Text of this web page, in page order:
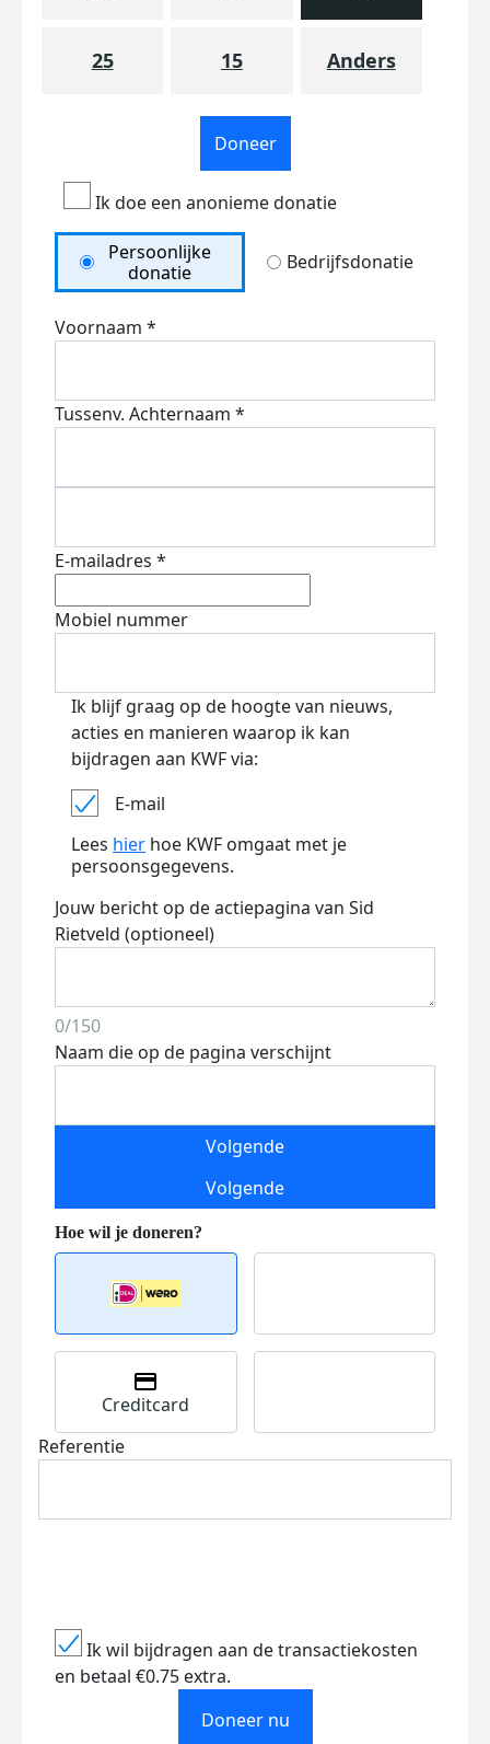
25 15 Anders
Doneer
Ik doe een anonieme donatie
Persoonlijke
donatie
Bedrijfsdonatie
Voornaam *
Tussenv. Achternaam *
E-mailadres *
Mobiel nummer
Ik blijf graag op de hoogte van nieuws,
acties en manieren waarop ik kan
bijdragen aan KWF via:
E-mail
Lees hier hoe KWF omgaat met je
persoonsgegevens.
Jouw bericht op de actiepagina van Sid
Rietveld (optioneel)
0/150
Naam die op de pagina verschijnt
Volgende
Volgende
Creditcard
Referentie
Ik wil bijdragen aan de transactiekosten
en betaal €0.75 extra.
Doneer nu